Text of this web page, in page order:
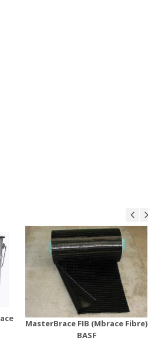
MasterBrace FIB (Mbrace Fibre)
BASF
MasterBrace LAM
(Mbrace Laminate)
Ürün Detayı